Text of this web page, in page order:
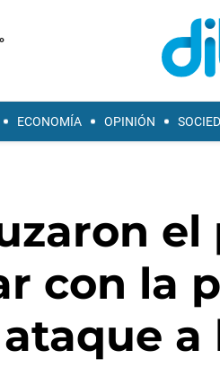
ECONOMÍA OPINIÓN
con la
a